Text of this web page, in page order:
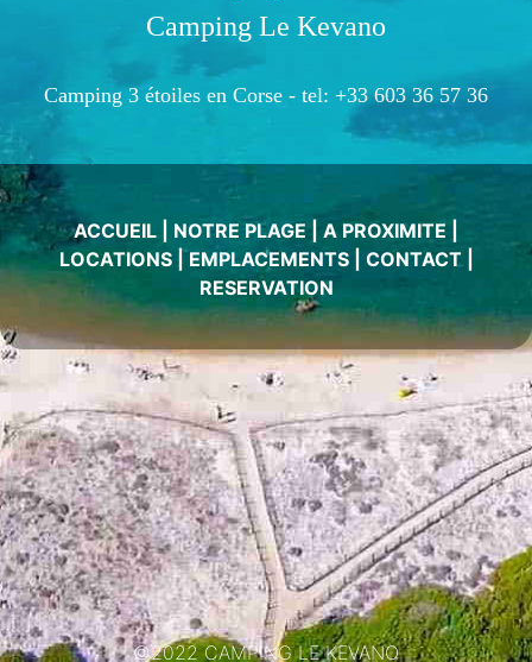
Camping Le Kevano
Camping 3 étoiles en Corse - tel: +33 603 36 57 36
ACCUEIL NOTRE PLAGE A PROXIMITE
LOCATIONS|EMPLACEMENTS| CONTACT|
RESERVATION
©2022 CAMPING LE KEVANO